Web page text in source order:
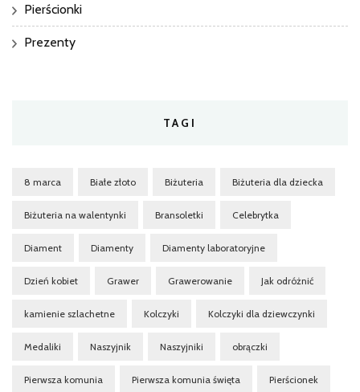
Pierścionki
Prezenty
TAGI
8 marca Białe złoto Biżuteria Biżuteria dla dziecka
Biżuteria na walentynki Bransoletki Celebrytka
Diament Diamenty Diamenty laboratoryjne
Dzień kobiet Grawer Grawerowanie Jak odróżnić
kamienie szlachetne Kolczyki Kolczyki dla dziewczynki
Medaliki Naszyjnik Naszyjniki obrączki
Pierwsza komunia Pierwsza komunia święta Pierścionek